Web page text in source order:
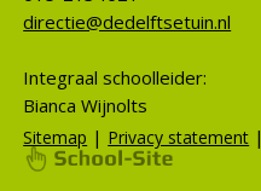
directie@dedelftsetuin.nl
Integraal schoolleider:
Bianca Wijnolts
Sitemap | Privacy statement |